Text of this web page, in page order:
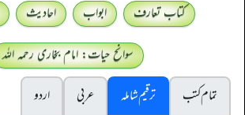
کتاب تعارف ابواب احادیث
سوانح حیات: امام بخاری رحمہ اللہ
تمام کتب
ترقیم شاملہ عربی
اردو